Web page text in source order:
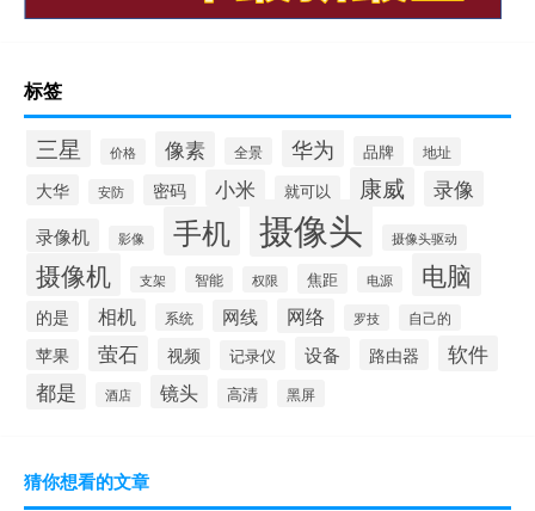
标签
三星 价格 像素 全景 华为 品牌 地址
大华 安防 密码 小米 就可以 康威 录像
录像机 影像 手机 摄像头 摄像头驱动
摄像机 支架 智能 权限 焦距 电源 电脑
的是 相机 系统 网线 网络 罗技 自己的
苹果 萤石 视频 记录仪 设备 路由器
软件
都是
酒店 镜头 高清 黑屏
猜你想看的文章